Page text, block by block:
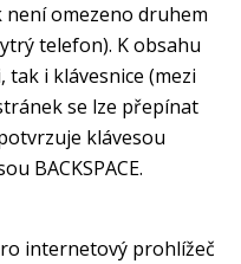
omezeno druhem
telefon). K obsahu
tak i klávesnice (mezi
se lze přepínat
klávesou
BACKSPACE.
internetový prohlížeč